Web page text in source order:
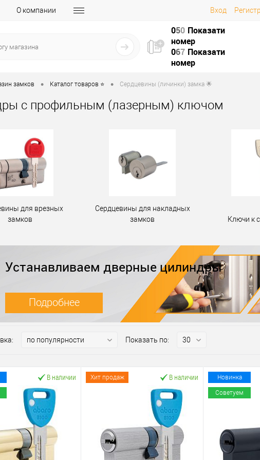
О компании Вход
050 Показати
номер
067 Показати
номер
замков • Каталог товаров ⭐ • Сердцевины (личинки) замка 🌟
с профильным (лазерным) ключом
для врезных
замков
Сердцевины для накладных
замков
Ключи к
Устанавливаем дверные цилиндры
Подробнее
Показать по:
В наличии Хит продаж В наличии Новинка
Советуем